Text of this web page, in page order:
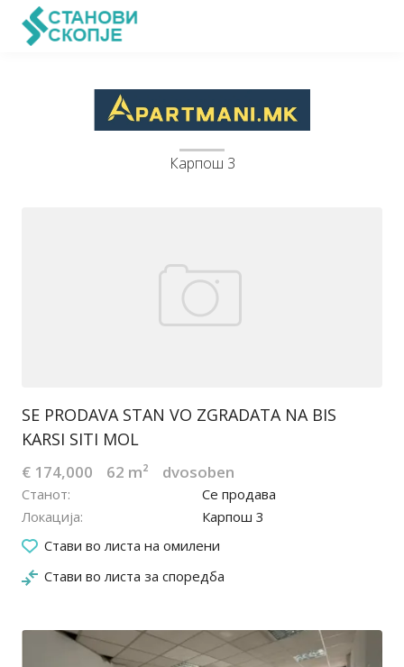
Карпош 3
SE PRODAVA STAN VO ZGRADATA NA BIS
KARSI SITI MOL
€ 174,000 62 m² dvosoben
Станот
Се продава
Локација
Карпош 3
Стави во листа на омилени
Стави во листа за споредба
28.07.2026